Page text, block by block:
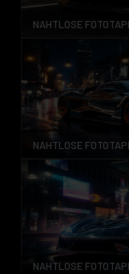
NAHTLOSE
NAHTLOSE
NAHTLOSE